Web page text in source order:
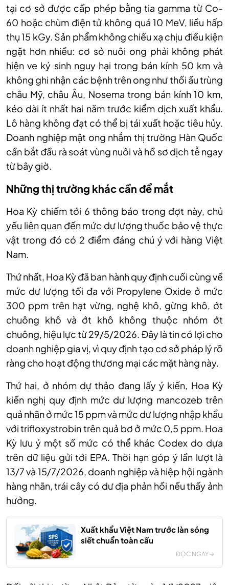
tại cơ sở được cấp phép bằng tia gamma từ Co-
60 hoặc chùm điện tử không quá 10 MeV, liều hấp
thụ 15 kGy. Sản phẩm không chiếu xạ chịu điều kiện
ngặt hơn nhiều: cơ sở nuôi ong phải không phát
hiện ve ký sinh nguy hại trong bán kính 50 km và
không ghi nhận các bệnh trên ong như thối ấu trùng
châu Mỹ, châu Âu, Nosema trong bán kính 10 km,
kéo dài ít nhất hai năm trước kiểm dịch xuất khẩu.
Lô hàng không đạt có thể bị tái xuất hoặc tiêu hủy.
Doanh nghiệp mật ong nhắm thị trường Hàn Quốc
cần bắt đầu rà soát vùng nuôi và hồ sơ dịch tễ ngay
từ bây giờ.
Những thị trường khác cần để mắt
Hoa Kỳ chiếm tới 6 thông báo trong đợt này, chủ
yếu liên quan đến mức dư lượng thuốc bảo vệ thực
vật trong đó có 2 điểm đáng chú ý với hàng Việt
Nam.
Thứ nhất, Hoa Kỳ đã ban hành quy định cuối cùng về
mức dư lượng tối đa với Propylene Oxide ở mức
300 ppm trên hạt vừng, nghệ khô, gừng khô, ớt
chuông khô và ớt khô không thuộc nhóm ớt
chuông, hiệu lực từ 29/5/2026. Đây là tin có lợi cho
doanh nghiệp gia vị, vì quy định tạo cơ sở pháp lý rõ
ràng cho hoạt động thương mại các mặt hàng này.
Thứ hai, ở nhóm dự thảo đang lấy ý kiến, Hoa Kỳ
kiến nghị quy định mức dư lượng mancozeb trên
quả nhãn ở mức 15 ppm và mức dư lượng nhập khẩu
với trifloxystrobin trên quả bơ ở mức 0,5 ppm. Hoa
Kỳ lưu ý một số mức có thể khác Codex do dựa
trên dữ liệu gửi tới EPA. Thời hạn góp ý lần lượt là
13/7 và 15/7/2026, doanh nghiệp và hiệp hội ngành
hàng nhãn, trái cây có dư địa phản hồi nếu thấy ảnh
hưởng.
Xuất khẩu Việt Nam trước làn sóng
siết chuẩn toàn cầu
ĐỌC NGAY